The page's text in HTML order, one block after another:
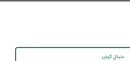
دنبال کردن